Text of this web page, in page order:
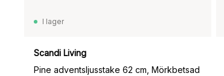
I lager
Scandi Living
Pine adventsljusstake 62 cm, Mörkbetsad